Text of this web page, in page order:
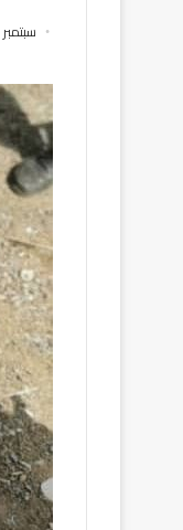
سبتمبر 3, 2022